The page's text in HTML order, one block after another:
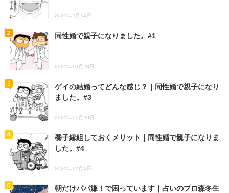
2021年2月14日
同性婚で親子になりました。#1
2021年10月23日
ゲイの結婚ってどんな感じ？｜同性婚で親子になり
ました。#3
2021年11月20日
養子縁組しておくメリット｜同性婚で親子になりま
した。#4
2021年12月4日
朝だけパパ嫌！で困っています｜占いのプロ森冬生